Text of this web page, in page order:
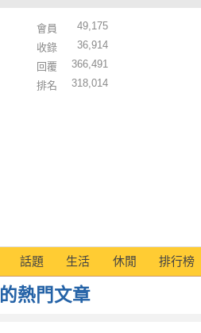
會員
49,175
收錄
36,914
回覆
366,491
排名
318,014
話題 生活 休閒 排行榜
熱門文章